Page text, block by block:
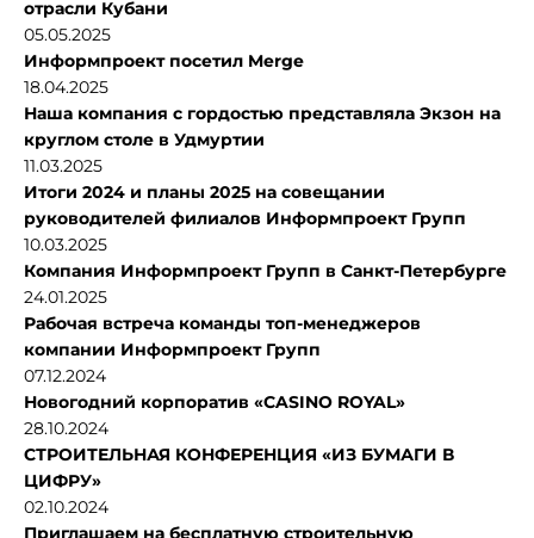
отрасли Кубани
05.05.2025
Информпроект посетил Merge
18.04.2025
Наша компания с гордостью представляла Экзон на
круглом столе в Удмуртии
11.03.2025
Итоги 2024 и планы 2025 на совещании
руководителей филиалов Информпроект Групп
10.03.2025
Компания Информпроект Групп в Санкт-Петербурге
24.01.2025
Рабочая встреча команды топ-менеджеров
компании Информпроект Групп
07.12.2024
Новогодний корпоратив «CASINO ROYAL»
28.10.2024
СТРОИТЕЛЬНАЯ КОНФЕРЕНЦИЯ «ИЗ БУМАГИ В
ЦИФРУ»
02.10.2024
Приглашаем на бесплатную строительную